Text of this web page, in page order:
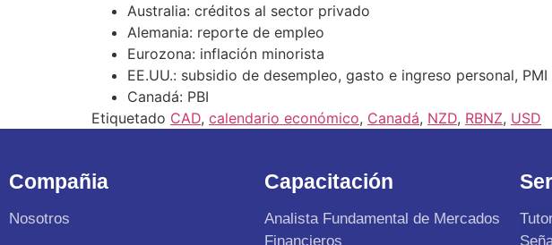
Australia: créditos al sector privado
Alemania: reporte de empleo
Eurozona: inflación minorista
EE.UU.: subsidio de desempleo, gasto e ingreso personal,
Canadá: PBI
Etiquetado CAD, calendario económico, Canadá, NZD, RBNZ, USD
Compañia
Nosotros
Capacitación
Analista Fundamental de Mercados
Financieros